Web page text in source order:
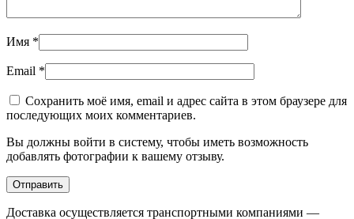
Имя *
Email *
Сохранить моё имя, email и адрес сайта в этом браузере для
последующих моих комментариев.
Вы должны войти в систему, чтобы иметь возможность
добавлять фотографии к вашему отзыву.
Доставка осуществляется транспортными компаниями —